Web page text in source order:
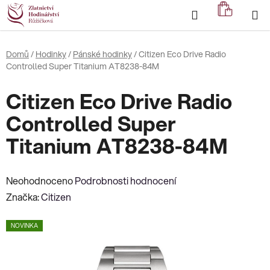
Přejít
na
obsah
Hledat
KOŠÍK
Domů / Hodinky/ Pánské hodinky/Citizen Eco Drive Radio
Controlled Super Titanium AT8238-84M
Citizen Eco Drive Radio
Controlled Super
Titanium AT8238-84M
Průměrné
hodnocení
je
NeohodnocenoPodrobnosti hodnocení
Značka:Citizen
NOVINKA